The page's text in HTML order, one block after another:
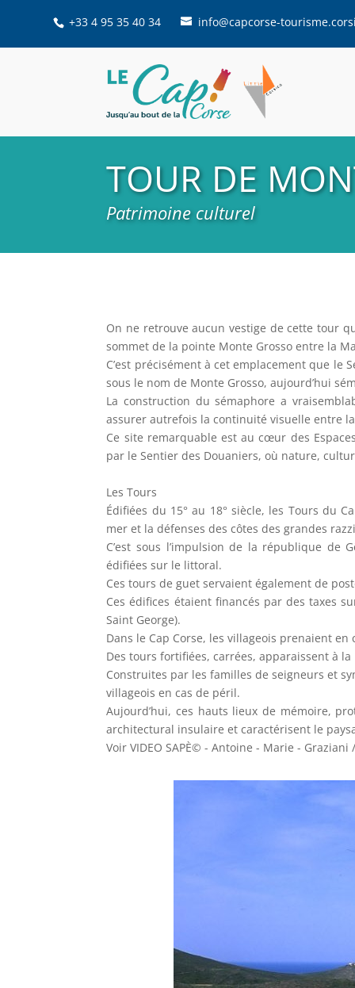
+33 4 95 35 40 34 info@capcorse-
TOUR DE
Patrimoine culturel
On ne retrouve aucun vestige de cette tour
sommet de la pointe Monte Grosso entre la
C’est précisément à cet emplacement que le
sous le nom de Monte Grosso, aujourd’hui
La construction du sémaphore a
assurer autrefois la continuité visuelle entre
Ce site remarquable est au cœur des
par le Sentier des Douaniers, où nature,
Les Tours
Édifiées du 15° au 18° siècle, les Tours du
mer et la défenses des côtes des grandes
C’est sous l’impulsion de la république
édifiées sur le littoral.
Ces tours de guet servaient également de
Ces édifices étaient financés par des taxes
Saint George).
Dans le Cap Corse, les villageois prenaient
Des tours fortifiées, carrées, apparaissent à
Construites par les familles de seigneurs et
villageois en cas de péril.
Aujourd’hui, ces hauts lieux de mémoire,
architectural insulaire et caractérisent le
Voir VIDEO SAPÈ© - Antoine - Marie - Graziani